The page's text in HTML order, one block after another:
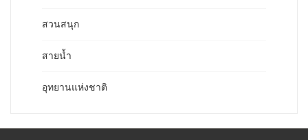
สวนสนุก
สายน้ำ
อุทยานแห่งชาติ